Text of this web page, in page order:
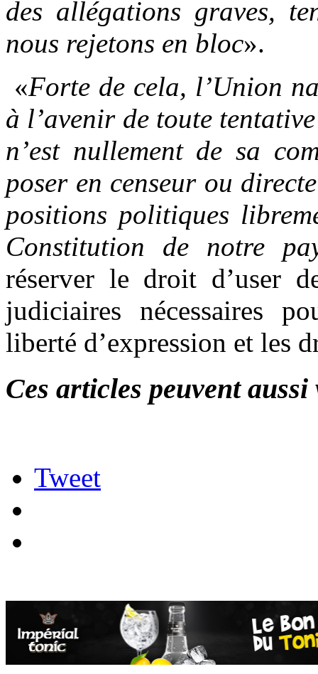
des allégations graves,
nous rejetons en bloc».
«Forte de cela, l’Union
à l’avenir de toute
n’est nullement de sa
poser en censeur ou
positions politiques
Constitution de notre
réserver le droit d’user
judiciaires nécessaires
liberté d’expression et les
Ces articles peuvent
Tweet